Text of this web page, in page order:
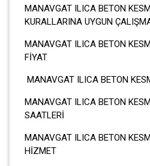
MANAVGAT ILICA BETON
KURALLARINA UYGUN
MANAVGAT ILICA BETON
MANAVGAT ILICA BETON
MANAVGAT ILICA BETON
SAATLERİ
MANAVGAT ILICA BETON
HİZMET